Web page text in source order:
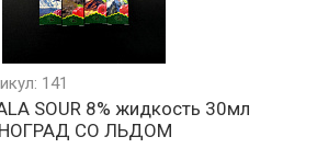
141
SOUR 8% жидкость 30мл
СО ЛЬДОМ